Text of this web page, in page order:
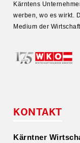
Kärntens
werben, wo es wirkt.
Medium der
KONTAKT
Kärntner